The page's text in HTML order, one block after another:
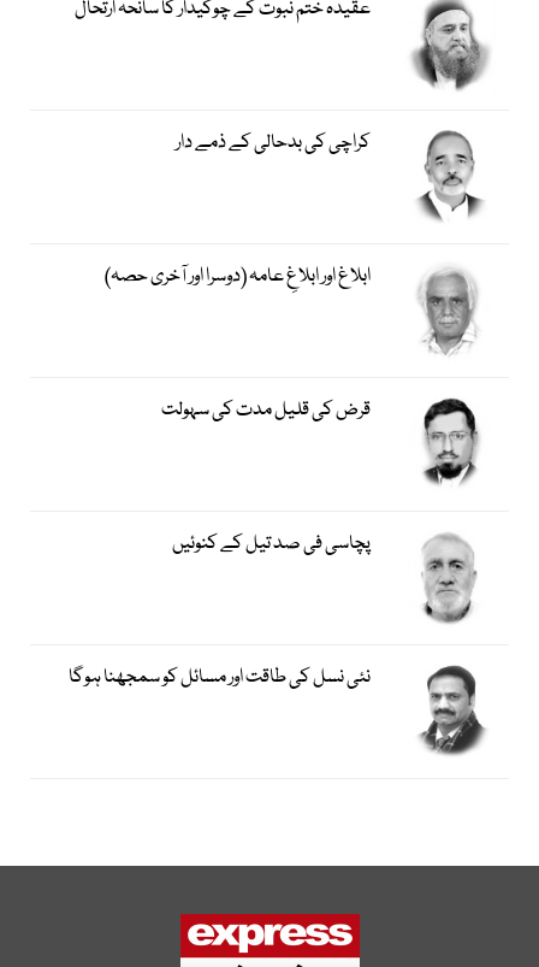
عقیدہ ختم نبوت کے چوکیدار کا سانحہ ارتحال
کراچی کی بدحالی کے ذمے دار
ابلاغ اور ابلاغِ عامہ (دوسرا اور آخری حصہ)
قرض کی قلیل مدت کی سہولت
پچاسی فی صد تیل کے کنوئیں
نئی نسل کی طاقت اور مسائل کو سمجھنا ہوگا